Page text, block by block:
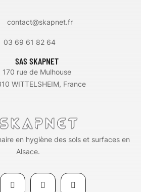
contact@skapnet.fr
03 69 61 82 64
SAS SKAPNET
170 rue de Mulhouse
WITTELSHEIM, France
en hygiène des sols et surfaces en
Alsace.